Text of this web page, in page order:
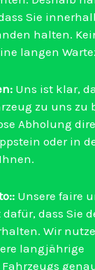
Sie
halten.
langen
Uns ist klar,
zu uns zu
Abholung
oder in
Unsere faire
dass Sie
Wir
langjährige